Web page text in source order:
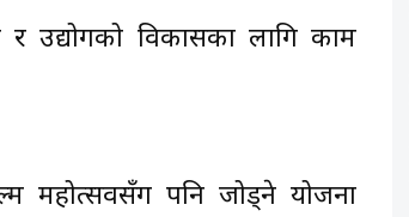
उद्योगको विकासका लागि काम
महोत्सवसँग पनि जोड्ने योजना